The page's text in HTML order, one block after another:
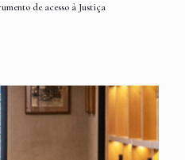
de acesso à Justiça